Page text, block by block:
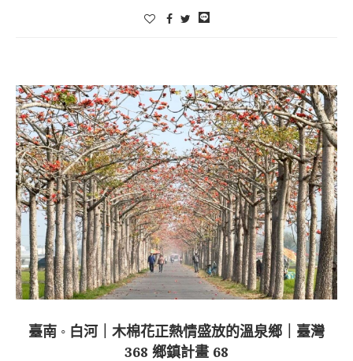
臺南 ◦ 白河｜木棉花正熱情盛放的溫泉鄉｜臺灣
368 鄉鎮計畫 68